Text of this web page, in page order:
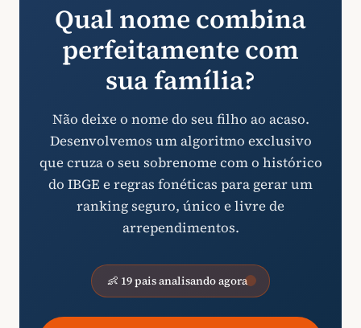
Qual nome combina
perfeitamente com
sua família?
Não deixe o nome do seu filho ao acaso.
Desenvolvemos um algoritmo exclusivo
que cruza o seu sobrenome com o histórico
do IBGE e regras fonéticas para gerar um
ranking seguro, único e livre de
arrependimentos.
👶 19 pais analisando agora